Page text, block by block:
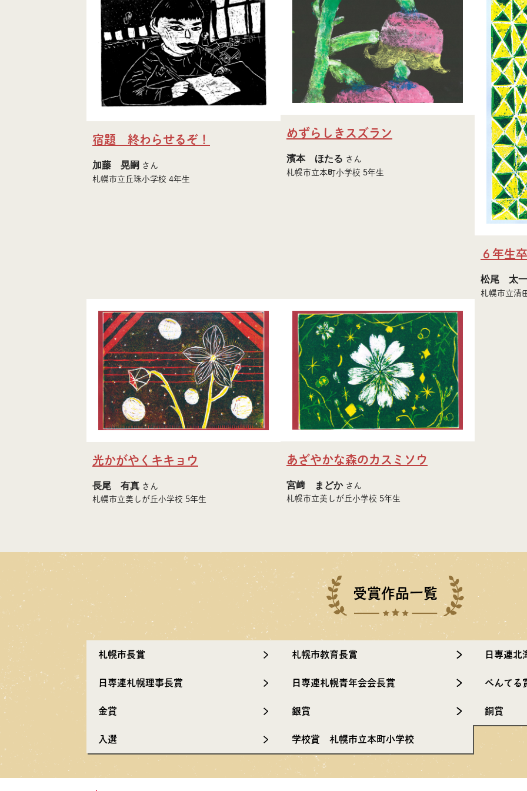
宿題 終わらせるぞ！
加藤 晃嗣 さん
札幌市立丘珠小学校 4年生
めずらしきスズラン
濱本 ほたる さん
札幌市立本町小学校 5年生
６年生
松尾 太
札幌市立清
光かがやくキキョウ
長尾 有真 さん
札幌市立美しが丘小学校 5年生
あざやかな森のカスミソウ
宮﨑 まどか さん
札幌市立美しが丘小学校 5年生
受賞作品一覧
札幌市長賞 札幌市教育長賞 日専連北
日専連札幌理事長賞 日専連札幌青年会会長賞 ぺんてる
金賞 銀賞 銅賞
入選 学校賞 札幌市立本町小学校